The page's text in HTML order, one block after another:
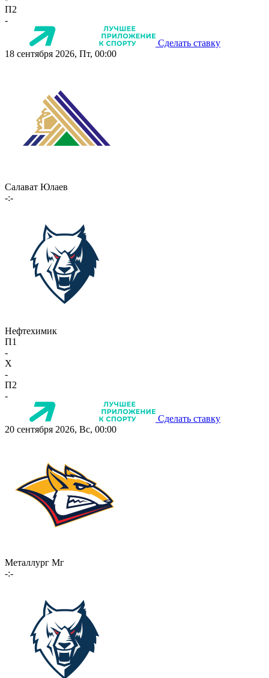
П2
-
Сделать ставку
18 сентября 2026, Пт, 00:00
Салават Юлаев
-:-
Нефтехимик
П1
-
X
-
П2
-
Сделать ставку
20 сентября 2026, Вс, 00:00
Металлург Мг
-:-